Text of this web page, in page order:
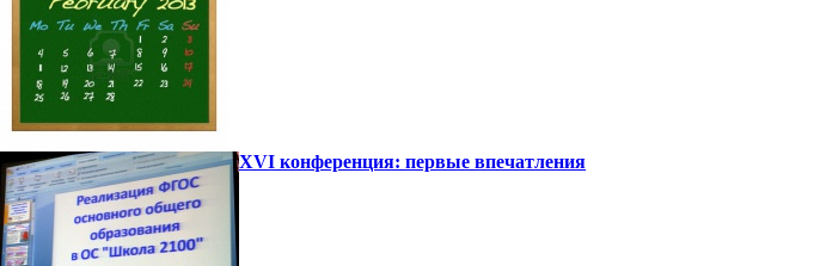
XVI конференция: первые впечатления